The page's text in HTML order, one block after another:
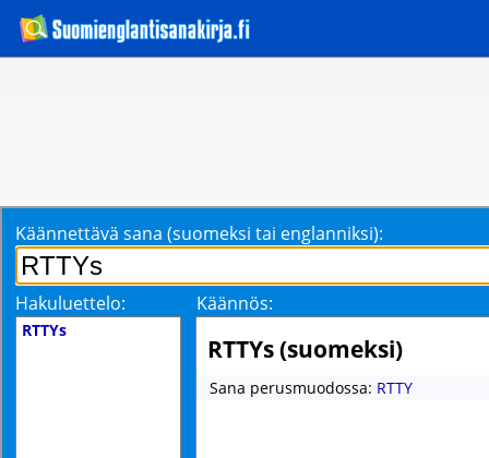
Käännettävä sana (suomeksi tai englanniksi):
Hakuluettelo: Käännös:
RTTYs
RTTYs (suomeksi)
Sana perusmuodossa: RTTY